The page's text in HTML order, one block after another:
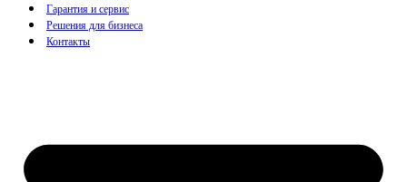
Гарантия и сервис
Решения для бизнеса
Контакты